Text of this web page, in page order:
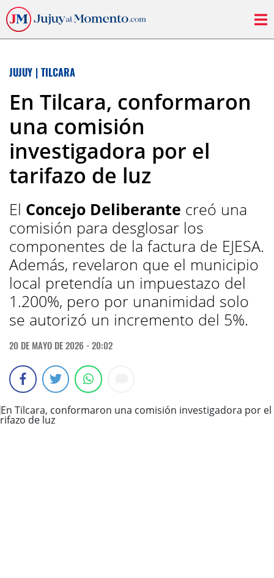
JUJUY | TILCARA
En Tilcara, conformaron
una comisión
investigadora por el
tarifazo de luz
El Concejo Deliberante creó una
comisión para desglosar los
componentes de la factura de EJESA.
Además, revelaron que el municipio
local pretendía un impuestazo del
1.200%, pero por unanimidad solo
se autorizó un incremento del 5%.
20 DE MAYO DE 2026 - 20:02